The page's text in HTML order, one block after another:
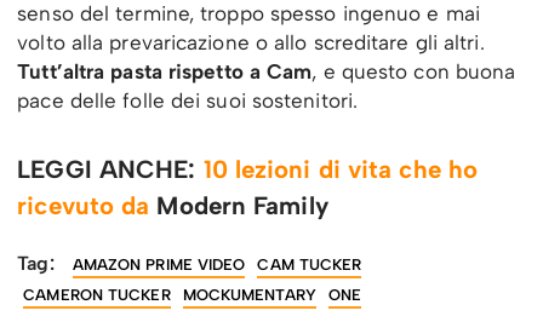
senso del termine, troppo spesso ingenuo e mai
volto alla prevaricazione o allo screditare gli altri.
Tutt’altra pasta rispetto a Cam, e questo con buona
pace delle folle dei suoi sostenitori.
LEGGI ANCHE: 10 lezioni di vita che ho
ricevuto da Modern Family
Tag: AMAZON PRIME VIDEO
CAM TUCKER
CAMERON TUCKER
MOCKUMENTARY ONE